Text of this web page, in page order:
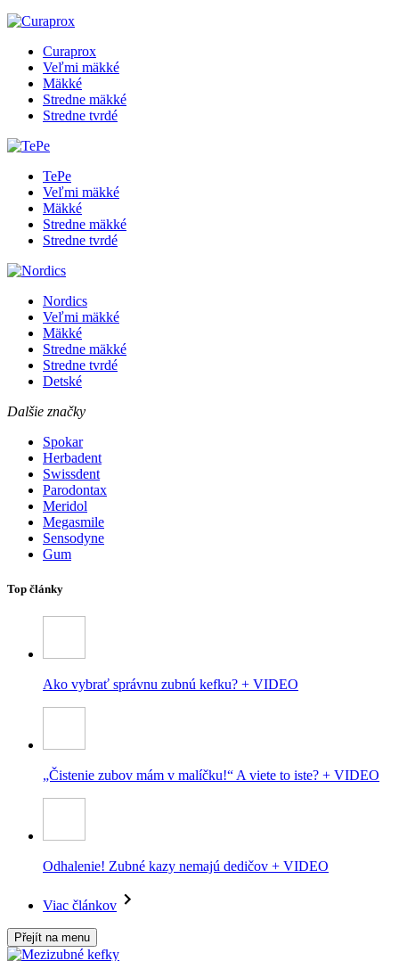
Curaprox
Veľmi mäkké
Mäkké
Stredne mäkké
Stredne tvrdé
TePe
Veľmi mäkké
Mäkké
Stredne mäkké
Stredne tvrdé
Nordics
Veľmi mäkké
Mäkké
Stredne mäkké
Stredne tvrdé
Detské
Dalšie značky
Spokar
Herbadent
Swissdent
Parodontax
Meridol
Megasmile
Sensodyne
Gum
Top články
Ako vybrať správnu zubnú kefku? + VIDEO
„Čistenie zubov mám v malíčku!“ A viete to iste? + VIDEO
Odhalenie! Zubné kazy nemajú dedičov + VIDEO
Viac článkov
Přejít na menu